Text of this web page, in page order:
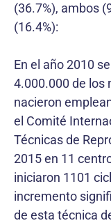
(36.7%), ambos
(16.4%):
En el año 2010
4.000.000 de los
nacieron
el Comité
Técnicas de
2015 en 11
iniciaron 1101
incremento
de esta técnica